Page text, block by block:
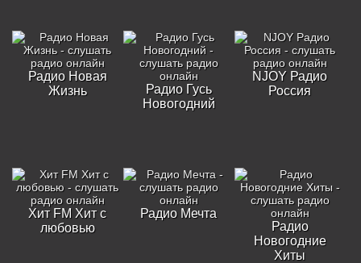
Радио Новая
Жизнь
Радио Гусь
Новогодний
NJOY Радио
Россия
Хит FM Хит с
любовью
Радио Мечта
Радио
Новогодние
Хиты